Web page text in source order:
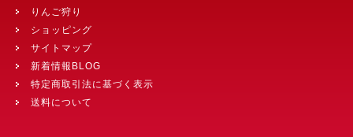
りんご狩り
ショッピング
サイトマップ
新着情報BLOG
特定商取引法に基づく表示
送料について